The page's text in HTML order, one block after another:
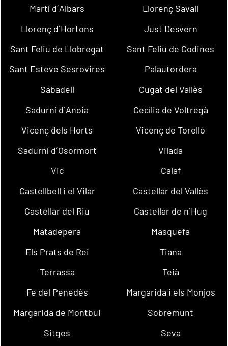
Martí d´Albars
Llorenç Savall
Llorenç d´Hortons
Just Desvern
Sant Feliu de Llobregat
Sant Feliu de Codines
Sant Esteve Sesrovires
Palautordera
Sabadell
Cugat del Vallès
Sadurní d´Anoia
Cecília de Voltregà
Vicenç dels Horts
Vicenç de Torelló
Sadurní d´Osormort
Vilada
Vic
Calaf
Castellbell i el Vilar
Castellar del Vallès
Castellar del Riu
Castellar de n´Hug
Matadepera
Masquefa
Els Prats de Rei
Tiana
Terrassa
Teià
Fe del Penedès
Margarida i els Monjos
Margarida de Montbui
Sobremunt
Sitges
Seva